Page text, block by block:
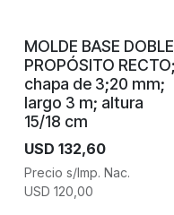
MOLDE BASE DOBLE
PROPÓSITO RECTO;
chapa de 3;20 mm;
largo 3 m; altura
15/18 cm
USD 132,60
Precio s/Imp. Nac.
USD 120,00